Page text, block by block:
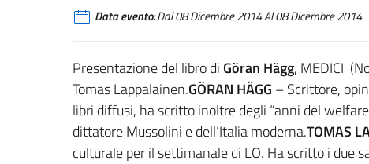
Data evento:Dal 08 Dicembre 2014 Al 08 Dicembre 2014
Presentazione del libro di Göran Hägg, MEDICI
Tomas Lappalainen.GÖRAN HÄGG – Scrittore,
libri diffusi, ha scritto inoltre degli “anni del
dittatore Mussolini e dell’Italia moderna.TOMAS
culturale per il settimanale di LO. Ha scritto i due